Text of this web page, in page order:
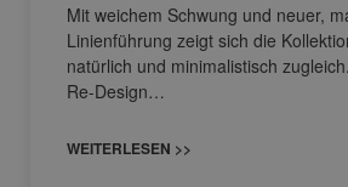
Mit weichem Schwung und neuer,
Linienführung zeigt sich die
natürlich und minimalistisch
Re-Design…
WEITERLESEN >>